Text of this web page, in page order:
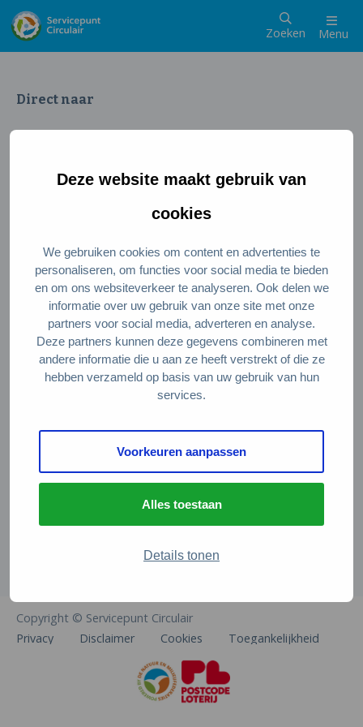
Deze website maakt gebruik van
cookies
We gebruiken cookies om content en advertenties te
personaliseren, om functies voor social media te bieden
en om ons websiteverkeer te analyseren. Ook delen we
informatie over uw gebruik van onze site met onze
partners voor social media, adverteren en analyse.
Deze partners kunnen deze gegevens combineren met
andere informatie die u aan ze heeft verstrekt of die ze
hebben verzameld op basis van uw gebruik van hun
services.
Voorkeuren aanpassen
Alles toestaan
Details tonen
Zoeken Menu
Direct naar
Wat is een circulaire samenleving
Meedoen als ondernemer
Circulaire producten en diensten
Wie zijn wij?
Over ons
Stel je vraag
Servicepunt Team
Veelgestelde vragen
De Natuur en Milieufederaties
Arthur van Schendelstraat 600
info@natuurenmilieufederaties.nl
Copyright © Servicepunt Circulair
Privacy
Disclaimer Cookies Toegankelijkheid